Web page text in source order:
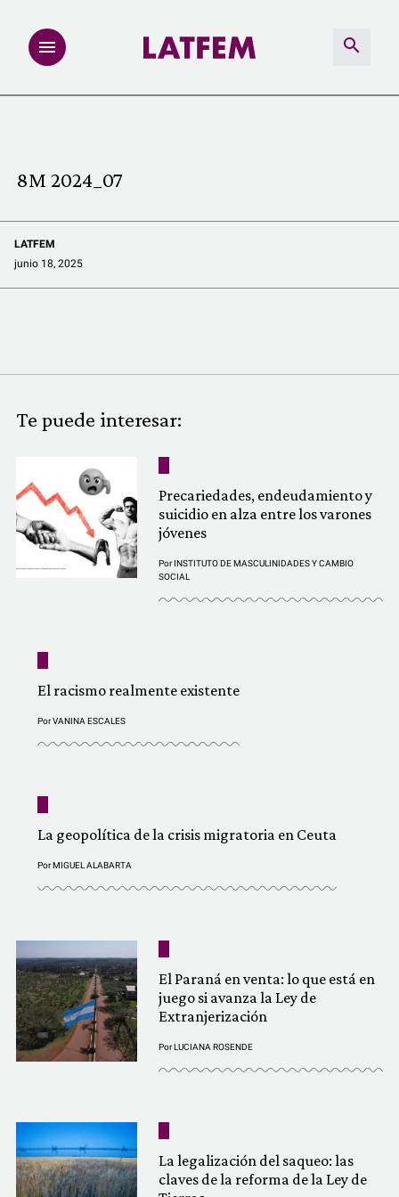
REDACCIÓN ABIERTA
8M 2024_07
LATFEM
junio 18, 2025
Te puede interesar:
Precariedades, endeudamiento y
suicidio en alza entre los varones
jóvenes
PorINSTITUTO DE MASCULINIDADES Y CAMBIO
SOCIAL
El racismo realmente existente
PorVANINA ESCALES
La geopolítica de la crisis migratoria en Ceuta
PorMIGUEL ALABARTA
El Paraná en venta: lo que está en
juego si avanza la Ley de
Extranjerización
PorLUCIANA ROSENDE
La legalización del saqueo: las
claves de la reforma de la Ley de